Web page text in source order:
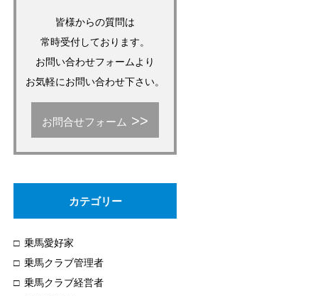
皆様からの質問は
常時受付しております。
お問い合わせフォームより
お気軽にお問い合わせ下さい。
お問合せフォーム
カテゴリー
乗馬愛好家
乗馬クラブ管理者
乗馬クラブ経営者